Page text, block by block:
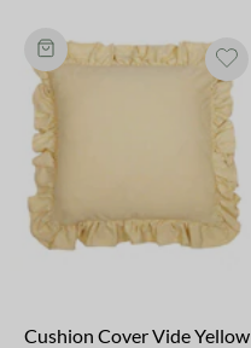
Cushion Cover Vide Yellow